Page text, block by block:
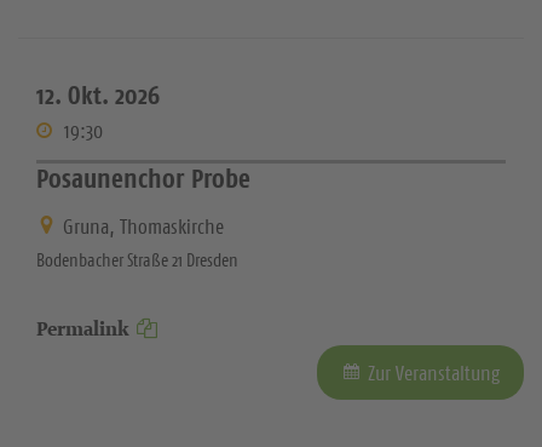
12. Okt. 2026
19:30
Posaunenchor Probe
Gruna, Thomaskirche
Bodenbacher Straße 21 Dresden
Permalink
Zur Veranstaltung